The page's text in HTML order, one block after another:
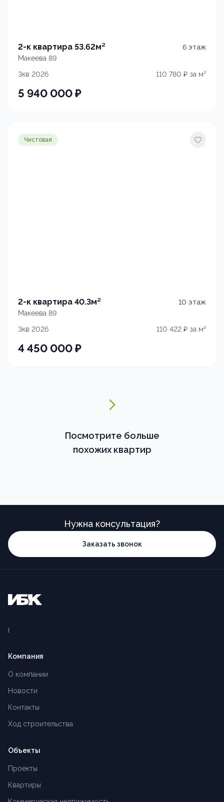
2-к квартира 53.62м² 6 этаж
Макеева 89
3кв 2026
110 780 ₽ за м²
5 940 000₽
Чистовая
2-к квартира 40.3м² 10 этаж
Макеева 89
3кв 2026
110 422 ₽ за м²
4 450 000₽
Посмотрите больше
похожих квартир
Нужна консультация?
Заказать звонок
Компания
О компании
Новости
Контакты
Ход строительства
Объекты
Проекты
Квартиры